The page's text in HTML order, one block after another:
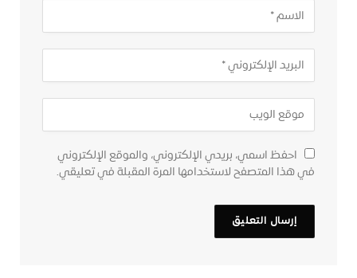
احفظ اسمي، بريدي الإلكتروني، والموقع الإلكتروني
في هذا المتصفح لاستخدامها المرة المقبلة في تعليقي.